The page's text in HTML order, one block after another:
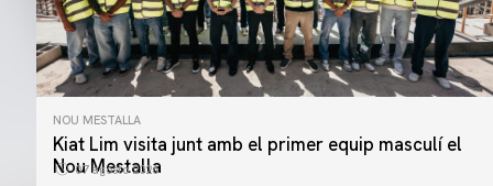
NOU MESTALLA
Kiat Lim visita junt amb el primer equip masculí el
Nou Mestalla
07 agosto 2026